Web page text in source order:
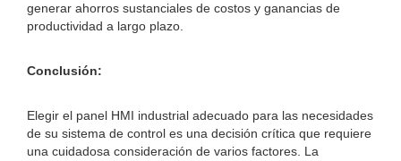
generar ahorros sustanciales de costos y ganancias de
productividad a largo plazo.
Conclusión:
Elegir el panel HMI industrial adecuado para las necesidades
de su sistema de control es una decisión crítica que requiere
una cuidadosa consideración de varios factores. La